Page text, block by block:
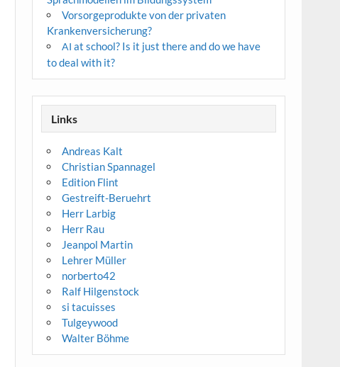
Vorsorgeprodukte von der privaten
Krankenversicherung?
AI at school? Is it just there and do we have
to deal with it?
Links
Andreas Kalt
Christian Spannagel
Edition Flint
Gestreift-Beruehrt
Herr Larbig
Herr Rau
Jeanpol Martin
Lehrer Müller
norberto42
Ralf Hilgenstock
si tacuisses
Tulgeywood
Walter Böhme